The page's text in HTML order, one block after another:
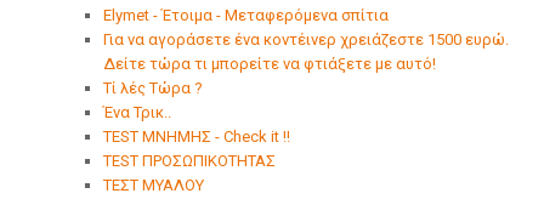
Elymet - Έτοιμα - Μεταφερόμενα σπίτια
Για να αγοράσετε ένα κοντέινερ χρειάζεστε 1500 ευρώ.
Δείτε τώρα τι μπορείτε να φτιάξετε με αυτό!
Τί λές Τώρα ?
Ένα Τρικ..
TEST ΜΝΗΜΗΣ - Check it !!
TEST ΠΡΟΣΩΠΙΚΟΤΗΤΑΣ
ΤΕΣΤ ΜΥΑΛΟΥ